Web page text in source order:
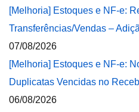
[Melhoria] Estoques e NF-e:
Transferências/Vendas –
07/08/2026
[Melhoria] Estoques e NF-e:
Duplicatas Vencidas no
06/08/2026